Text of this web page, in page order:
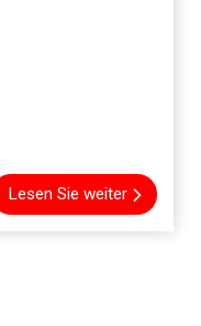
Lesen Sie weiter